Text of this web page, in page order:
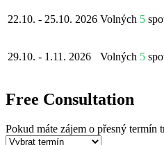
22.10. - 25.10. 2026 Volných 5
29.10. - 1.11. 2026 Volných 5
Free Consultation
Pokud máte zájem o přesný termín